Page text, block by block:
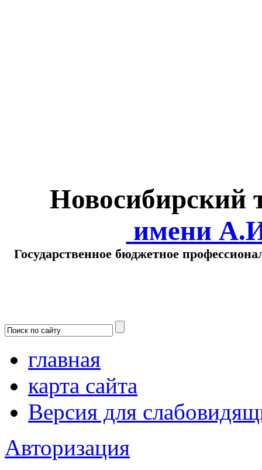
Новосибирский
имени
Государственное бюджетное
главная
карта сайта
Версия для
Авторизация